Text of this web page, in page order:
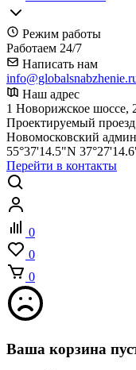
Режим работы
Работаем 24/7
Написать нам
Наш адрес
1 Новорижское шоссе,
Проектируемый
Новомосковский
55°37'14.5"N
Перейти в контакты
0
0
0
Ваша корзина